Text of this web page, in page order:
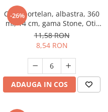
-26%
Cana portelan, albastra, 360
ml, 14 cm, gama Stone, Oti,
191683A
11,58 RON
8,54 RON
ADAUGA IN COS